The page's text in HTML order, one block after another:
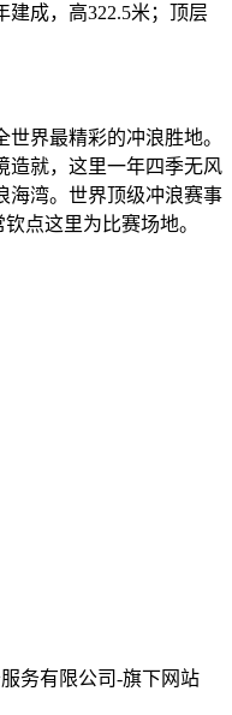
建成，高322.5米；顶层
界最精彩的冲浪胜地。
造就，这里一年四季无风
海湾。世界顶级冲浪赛事
钦点这里为比赛场地。
务有限公司-旗下网站